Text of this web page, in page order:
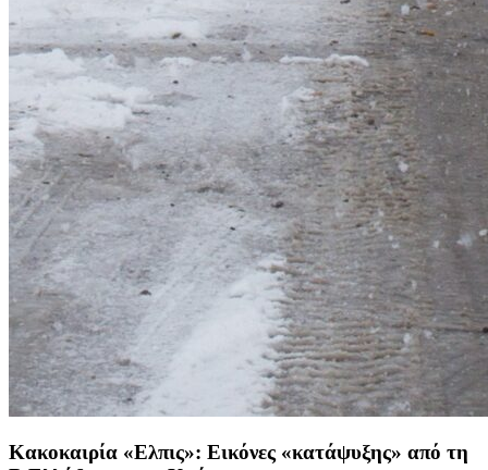
Κακοκαιρία «Ελπις»: Εικόνες «κατάψυξης» από τη